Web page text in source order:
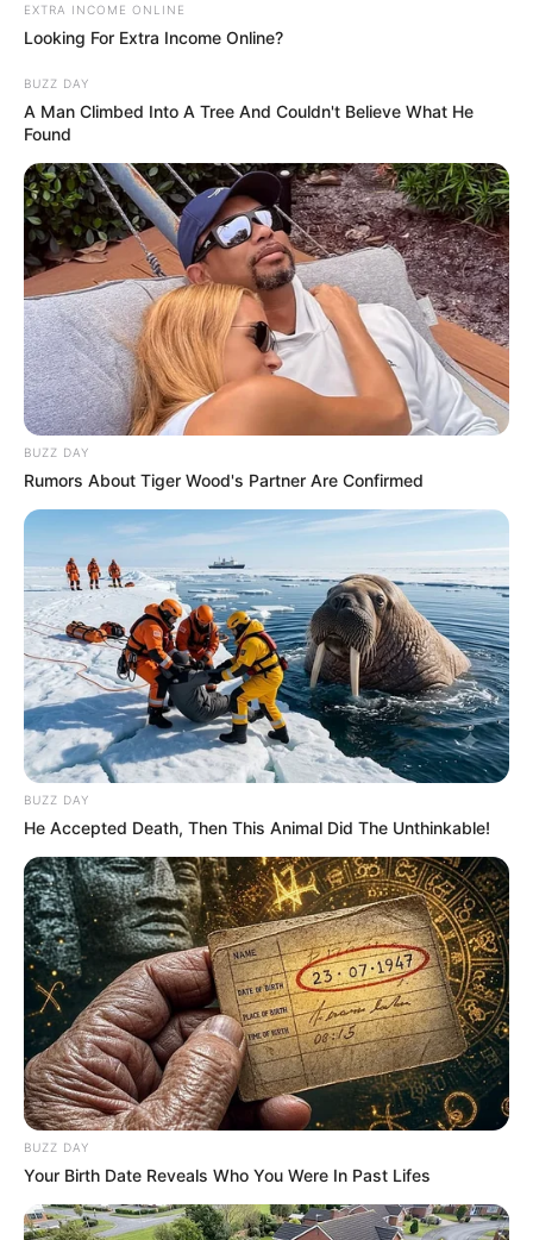
Reciclar e decorar
Pintura
Outra opção para quem quervasos decorativos
para plantasé utilizar tinta. Você pode pintar
com uma única cor ou fazer mosaicos, faixas,
bolinhas ou outros padrões, até pinturas a mão
livre.
Viva Decora
EXTRA INCOME ONLINE
Looking For Extra Income Online?
BUZZ DAY
A Man Climbed Into A Tree And Couldn't Believe What He
Found
BUZZ DAY
Rumors About Tiger Wood's Partner Are Confirmed
BUZZ DAY
He Accepted Death, Then This Animal Did The Unthinkable!
BUZZ DAY
Your Birth Date Reveals Who You Were In Past Lifes